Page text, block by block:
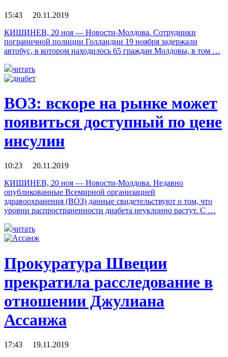
15:43 20.11.2019
КИШИНЕВ, 20 ноя — Новости-Молдова. Сотрудники
пограничной полиции Голландии 19 ноября задержали
автобус, в котором находилось 65 граждан Молдовы, в том …
читать
ВОЗ: вскоре на рынке может
появиться доступный по цене
инсулин
10:23 20.11.2019
КИШИНЕВ, 20 ноя — Новости-Молдова. Недавно
опубликованные Всемирной организацией
здравоохранения (ВОЗ) данные свидетельствуют о том, что
уровни распространенности диабета неуклонно растут. С …
читать
Прокуратура Швеции
прекратила расследование в
отношении Джулиана
Ассанжа
17:43 19.11.2019